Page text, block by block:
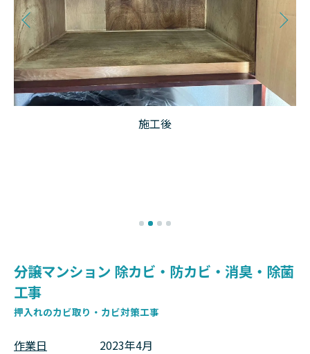
施工後
分譲マンション 除カビ・防カビ・消臭・除菌
工事
押入れのカビ取り・カビ対策工事
作業日 2023年4月